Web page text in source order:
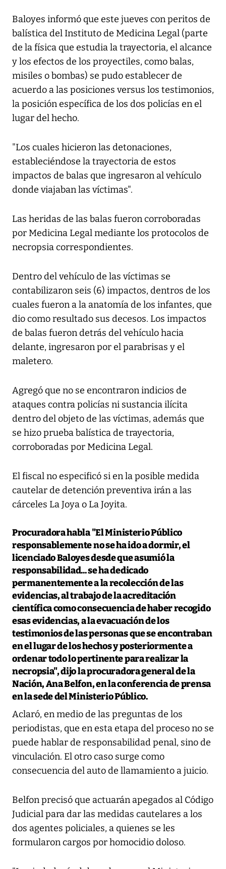
Baloyes informó que este jueves con peritos de
balística del Instituto de Medicina Legal (parte
de la física que estudia la trayectoria, el alcance
y los efectos de los proyectiles, como balas,
misiles o bombas) se pudo establecer de
acuerdo a las posiciones versus los testimonios,
la posición específica de los dos policías en el
lugar del hecho.
"Los cuales hicieron las detonaciones,
estableciéndose la trayectoria de estos
impactos de balas que ingresaron al vehículo
donde viajaban las víctimas".
Las heridas de las balas fueron corroboradas
por Medicina Legal mediante los protocolos de
necropsia correspondientes.
Dentro del vehículo de las víctimas se
contabilizaron seis (6) impactos, dentros de los
cuales fueron a la anatomía de los infantes, que
dio como resultado sus decesos. Los impactos
de balas fueron detrás del vehículo hacia
delante, ingresaron por el parabrisas y el
maletero.
Agregó que no se encontraron indicios de
ataques contra policías ni sustancia ilícita
dentro del objeto de las víctimas, además que
se hizo prueba balística de trayectoria,
corroboradas por Medicina Legal.
El fiscal no especificó si en la posible medida
cautelar de detención preventiva irán a las
cárceles La Joya o La Joyita.
Procuradora habla"El Ministerio Público
responsablemente no se ha ido a dormir, el
licenciado Baloyes desde que asumió la
responsabilidad... se ha dedicado
permanentemente a la recolección de las
evidencias, al trabajo de la acreditación
científica como consecuencia de haber recogido
esas evidencias, a la evacuación de los
testimonios de las personas que se encontraban
en el lugar de los hechos y posteriormente a
ordenar todo lo pertinente para realizar la
necropsia", dijo la procuradora general de la
Nación, Ana Belfon, en la conferencia de prensa
en la sede del Ministerio Público.
Aclaró, en medio de las preguntas de los
periodistas, que en esta etapa del proceso no se
puede hablar de responsabilidad penal, sino de
vinculación. El otro caso surge como
consecuencia del auto de llamamiento a juicio.
Belfon precisó que actuarán apegados al Código
Judicial para dar las medidas cautelares a los
dos agentes policiales, a quienes se les
formularon cargos por homocidio doloso.